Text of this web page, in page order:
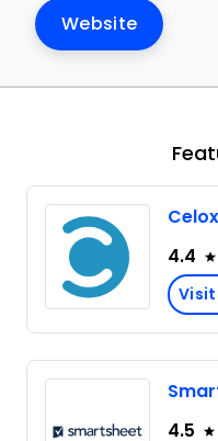
Website
4.4
Visit
4.5